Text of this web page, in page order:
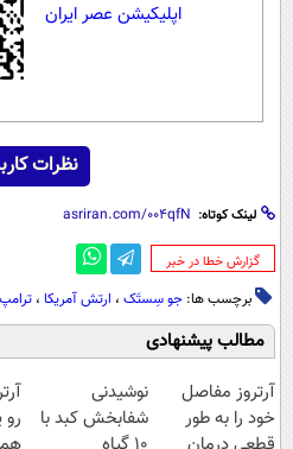
اپلیکیشن عصر ایران
نظرات
لینک کوتاه:
‌گزارش خطا در خبر
برچسب ها: جو سِستَک ، ارتش آمریکا ، ترامپ
مطالب پیشنهادی
آرتروز مفاصل
خود را به طور
نوشیدنی
شفابخش کبد با
رو